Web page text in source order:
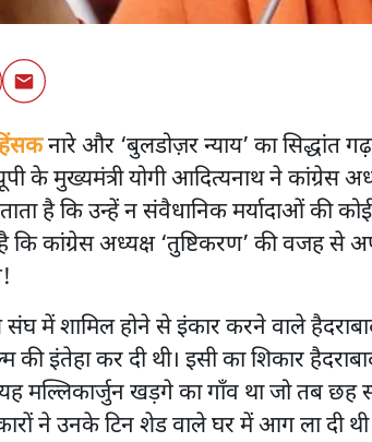
नारे और ‘बुलडोज़र न्याय’ का सिद्धांत
के मुख्यमंत्री योगी आदित्यनाथ ने कांग्रेस
है कि उन्हें न संवैधानिक मर्यादाओं की
कि कांग्रेस अध्यक्ष ‘तुष्टिकरण’ की वजह से
में शामिल होने से इंकार करने वाले
की इंतेहा कर दी थी। इसी का शिकार
यह मल्लिकार्जुन खड़गे का गाँव था जो तब
ने उनके टिन शेड वाले घर में आग ला दी